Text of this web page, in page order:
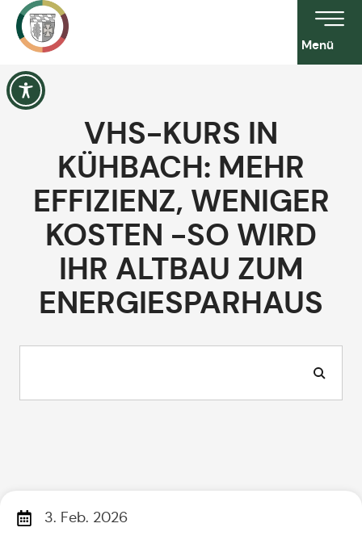
Menü
VHS-KURS IN
KÜHBACH: MEHR
EFFIZIENZ, WENIGER
KOSTEN -SO WIRD
IHR ALTBAU ZUM
ENERGIESPARHAUS
3. Feb. 2026